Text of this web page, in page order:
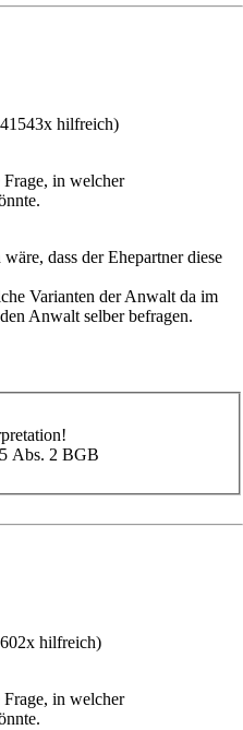
hilfreich)
in welcher
dass der Ehepartner diese
Varianten der Anwalt da im
Anwalt selber befragen.
Abs. 2 BGB
hilfreich)
in welcher